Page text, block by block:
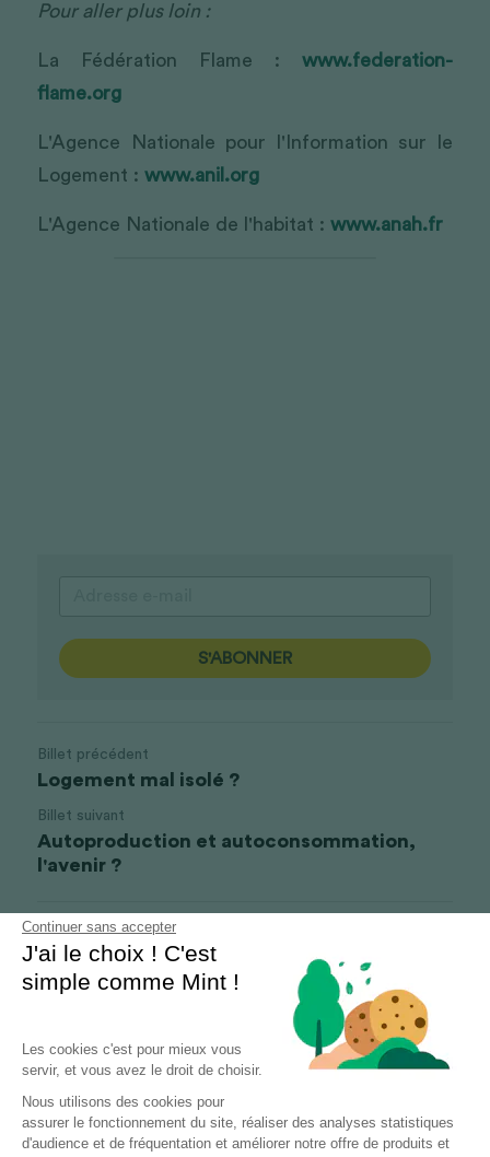
Continuer sans accepter
J'ai le choix ! C'est
simple comme Mint !
Les cookies c'est pour mieux vous
servir, et vous avez le droit de choisir.
Nous utilisons des cookies pour
assurer le fonctionnement du site, réaliser des analyses statistiques
d'audience et de fréquentation et améliorer notre offre de produits et
Pour aller plus loin :
La Fédération Flame : www.federation-
flame.org
L'Agence Nationale pour l'Information sur le
Logement : www.anil.org
L'Agence Nationale de l'habitat : www.anah.fr
S'ABONNER
Billet précédent
Logement mal isolé ?
Billet suivant
Autoproduction et autoconsommation,
l'avenir ?
Revenir au site